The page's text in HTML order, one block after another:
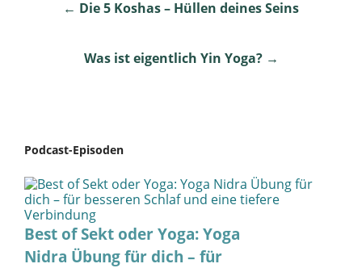
navigation
← Die 5 Koshas – Hüllen deines Seins
Was ist eigentlich Yin Yoga? →
Podcast-Episoden
Best of Sekt oder Yoga: Yoga
Nidra Übung für dich – für